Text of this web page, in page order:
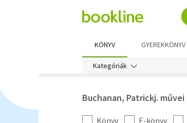
KÖNYV GYEREKKÖNYV
Kategóriák
Buchanan, Patrickj. művei
Kategória
Könyv E-könyv